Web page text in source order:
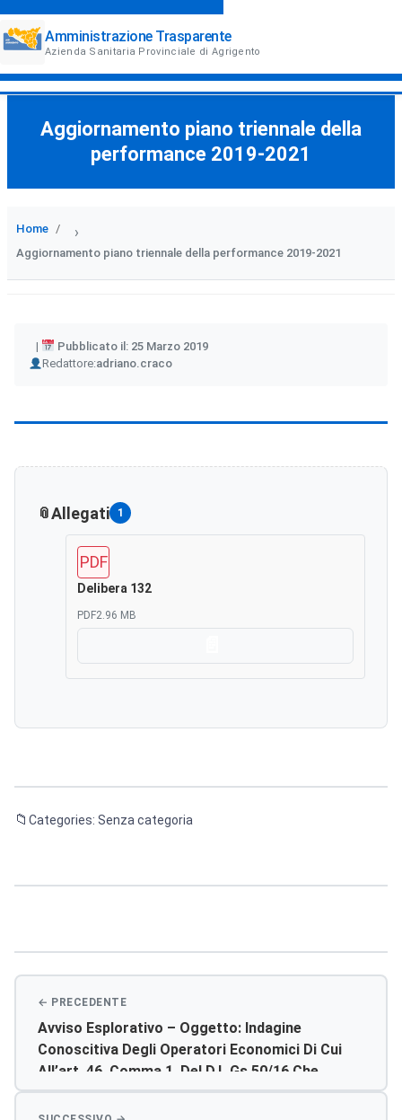
Amministrazione Trasparente
Azienda Sanitaria Provinciale di Agrigento
Aggiornamento piano triennale della
performance 2019-2021
Home ›
Aggiornamento piano triennale della performance 2019-2021
Pubblicato il: 25 Marzo 2019
Redattore:
Author adriano.craco
Allegati 1
PDF
Delibera 132
PDF2.96 MB
Categories: Senza categoria
Avviso Esplorativo – Oggetto: Indagine
Conoscitiva Degli Operatori Economici Di Cui
All’art. 46, Comma 1, Del D.l.gs 50/16 Che
Dispongono Di Un Sistema Interno Di Controllo
Di Qualità Conforme Alla Uni En Iso 9001,